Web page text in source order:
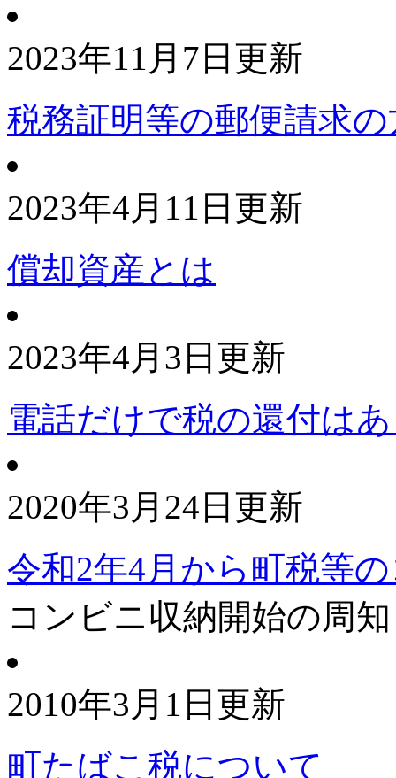
2023年11月7日更新
税務証明等の郵便請求
2023年4月11日更新
償却資産とは
2023年4月3日更新
電話だけで税の還付は
2020年3月24日更新
令和2年4月から町税等
コンビニ収納開始の周
2010年3月1日更新
町たばこ税について